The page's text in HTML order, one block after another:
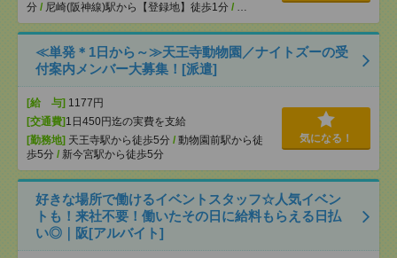
分 / 尼崎(阪神線)駅から【登録地】徒歩1分 / …
≪単発＊1日から～≫天王寺動物園／ナイトズーの受
付案内メンバー大募集！[派遣]
[給 与] 1177円
[交通費] 1日450円迄の実費を支給
[勤務地] 天王寺駅から徒歩5分 / 動物園前駅から徒
歩5分 / 新今宮駅から徒歩5分
気になる！
好きな場所で働けるイベントスタッフ☆人気イベン
トも！来社不要！働いたその日に給料もらえる日払
い◎｜阪[アルバイト]